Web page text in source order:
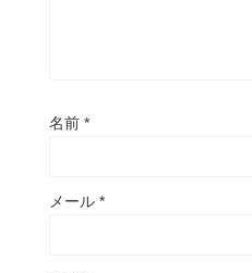
名前 *
メール *